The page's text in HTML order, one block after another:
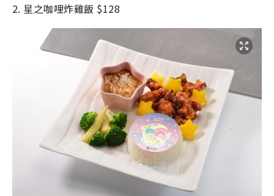
2. 星之咖哩炸雞飯 $128